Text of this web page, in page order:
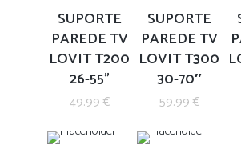
SUPORTE
PAREDE TV
LOVIT T200
26-55”
49.99 €
SUPORTE
PAREDE TV
LOVIT T300
30-70″
59.99 €